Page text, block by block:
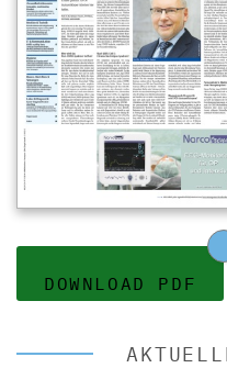
DOWNLOAD PDF